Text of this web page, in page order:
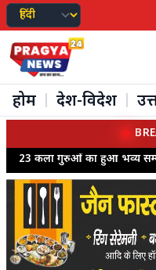
होम देश-विदेश